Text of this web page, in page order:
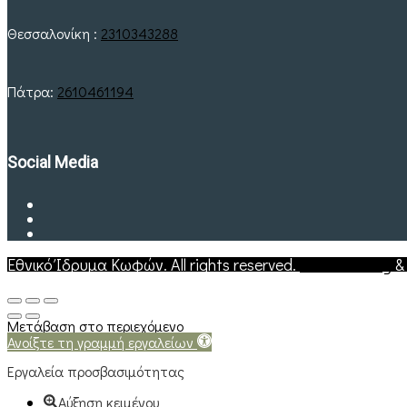
Θεσσαλονίκη : 2310343288
Πάτρα: 2610461194
Social Media
Εθνικό Ίδρυμα Κωφών. All rights reserved.Web Hosting&
Μετάβαση στο περιεχόμενο
Ανοίξτε τη γραμμή εργαλείων
Εργαλεία προσβασιμότητας
Αύξηση κειμένου